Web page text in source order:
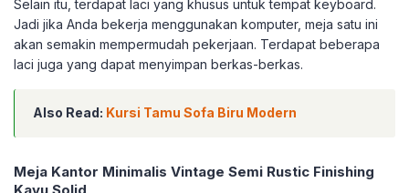
Selain itu, terdapat laci yang khusus untuk tempat keyboard.
Jadi jika Anda bekerja menggunakan komputer, meja satu ini
akan semakin mempermudah pekerjaan. Terdapat beberapa
laci juga yang dapat menyimpan berkas-berkas.
Also Read: Kursi Tamu Sofa Biru Modern
Meja Kantor Minimalis Vintage Semi Rustic Finishing